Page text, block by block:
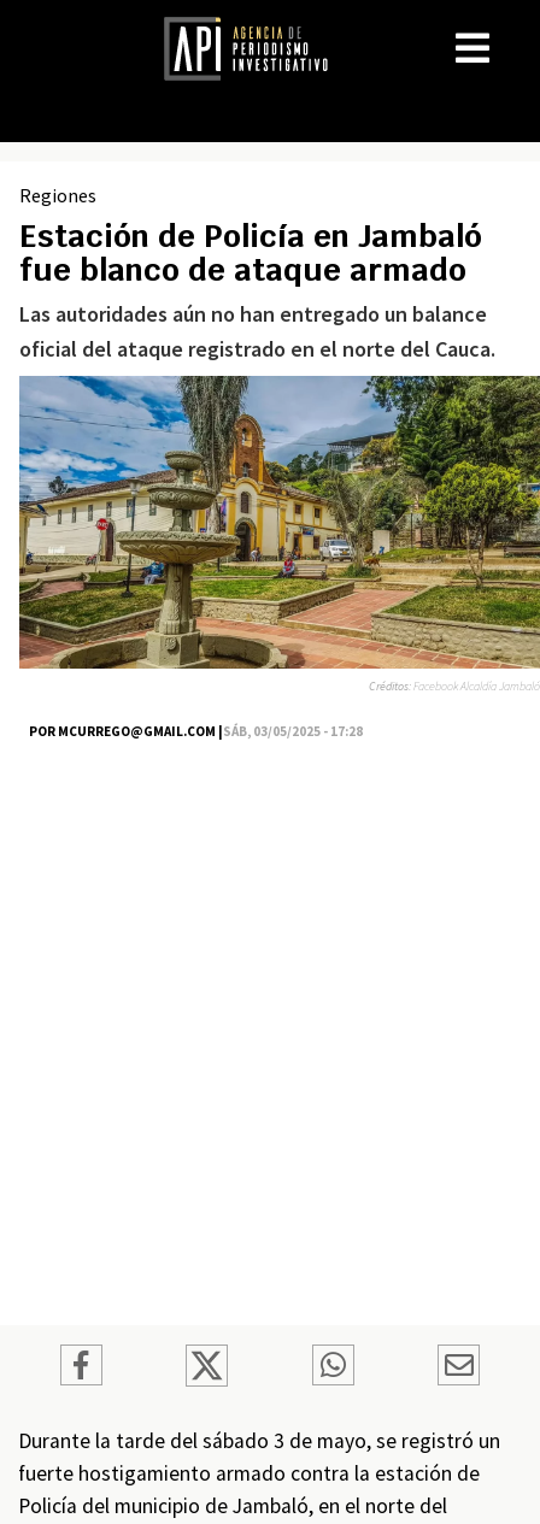
Regiones
Estación de Policía en Jambaló
fue blanco de ataque armado
Las autoridades aún no han entregado un balance
oficial del ataque registrado en el norte del Cauca.
POR MCURREGO@GMAIL.COM |SÁB, 03/05/2025 - 17:28
Créditos:Facebook Alcaldía Jambaló
Durante la tarde del sábado 3 de mayo, se registró un
fuerte hostigamiento armado contra la estación de
Policía del municipio de Jambaló, en el norte del